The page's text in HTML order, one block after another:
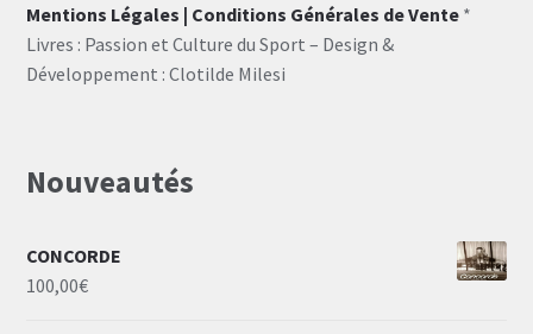
Mentions Légales | Conditions Générales de Vente *
Livres : Passion et Culture du Sport – Design &
Développement : Clotilde Milesi
Nouveautés
CONCORDE
100,00€